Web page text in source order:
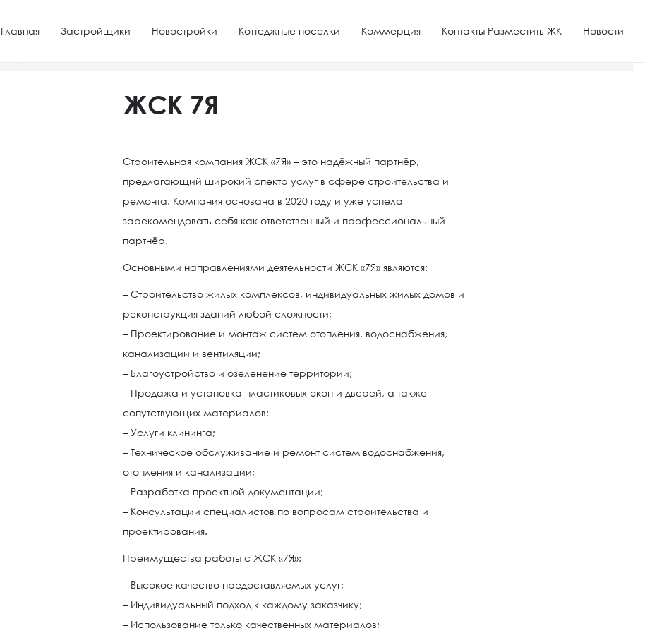
Главная Застройщики Новостройки Коттеджные поселки Коммерция Контакты Разместить ЖК Новости
ЖСК 7Я
Строительная компания ЖСК «7Я» – это надёжный партнёр,
предлагающий широкий спектр услуг в сфере строительства и
ремонта. Компания основана в 2020 году и уже успела
зарекомендовать себя как ответственный и профессиональный
партнёр.
Основными направлениями деятельности ЖСК «7Я» являются:
– Строительство жилых комплексов, индивидуальных жилых домов и
реконструкция зданий любой сложности;
– Проектирование и монтаж систем отопления, водоснабжения,
канализации и вентиляции;
– Благоустройство и озеленение территории;
– Продажа и установка пластиковых окон и дверей, а также
сопутствующих материалов;
– Услуги клининга;
– Техническое обслуживание и ремонт систем водоснабжения,
отопления и канализации;
– Разработка проектной документации;
– Консультации специалистов по вопросам строительства и
проектирования.
Преимущества работы с ЖСК «7Я»:
– Высокое качество предоставляемых услуг;
– Индивидуальный подход к каждому заказчику;
– Использование только качественных материалов;